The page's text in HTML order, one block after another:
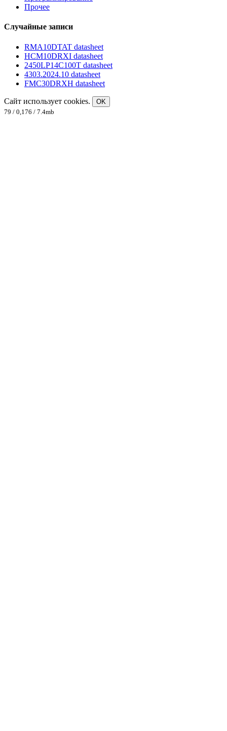
Прочее
Случайные записи
RMA10DTAT datasheet
HCM10DRXI datasheet
2450LP14C100T datasheet
4303.2024.10 datasheet
FMC30DRXH datasheet
Сайт использует cookies.
OK
79 / 0,176 / 7.4mb